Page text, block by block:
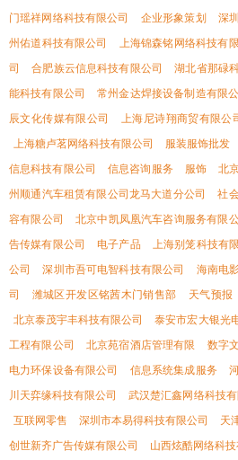
门瑶祥网络科技有限公司
企业形象策划 深
州佑道科技有限公司
上海锦森铭网络科技有
司
合肥族云信息科技有限公司 湖北省那碌
能科技有限公司
常州金达焊接设备制造有限
辰文化传媒有限公司
上海尼诗翔商贸有限公
上海糖卢茗网络科技有限公司
服装服饰批发
信息科技有限公司
信息咨询服务 服饰 北
州顺通汽车租赁有限公司龙马大道分公司
社
容有限公司
北京中凯凤凰汽车咨询服务有限
告传媒有限公司
电子产品 上海别笼科技有
公司
深圳市吾可电智科技有限公司 海南电
司
潍城区开发区铭茜木门销售部 天气预报
北京泰茂宇丰科技有限公司
泰安市宏大银光
工程有限公司
北京苑宿酒店管理有限 数字
电力环保设备有限公司
信息系统集成服务
川天弈缘科技有限公司
武汉楚汇鑫网络科技有
互联网零售
深圳市本易得科技有限公司 天
创世新齐广告传媒有限公司
山西炫酷网络科技